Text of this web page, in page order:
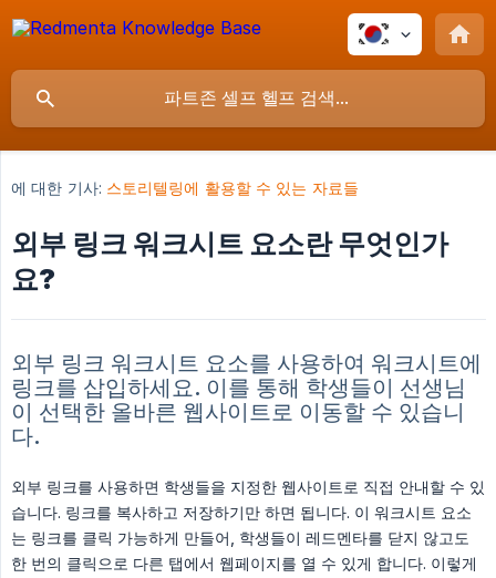
에 대한 기사: 스토리텔링에 활용할 수 있는 자료들
외부 링크 워크시트 요소란 무엇인가
요?
외부 링크 워크시트 요소를 사용하여 워크시트에
링크를 삽입하세요. 이를 통해 학생들이 선생님
이 선택한 올바른 웹사이트로 이동할 수 있습니
다.
외부 링크를 사용하면 학생들을 지정한 웹사이트로 직접 안내할 수 있
습니다. 링크를 복사하고 저장하기만 하면 됩니다. 이 워크시트 요소
는 링크를 클릭 가능하게 만들어, 학생들이 레드멘타를 닫지 않고도
한 번의 클릭으로 다른 탭에서 웹페이지를 열 수 있게 합니다. 이렇게